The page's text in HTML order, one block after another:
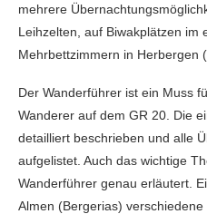
mehrere
Leihzelten, auf Biwakplätzen im
Mehrbettzimmern in Herbergen
Der Wanderführer ist ein Muss
Wanderer auf dem GR 20. Die
detailliert beschrieben und alle
aufgelistet. Auch das wichtige
Wanderführer genau erläutert.
Almen (Bergerias)